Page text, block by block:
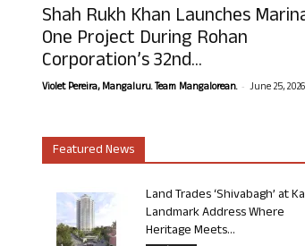
Shah Rukh Khan Launches
One Project During Rohan
Corporation’s 32nd...
Violet Pereira, Mangaluru. Team Mangalorean. - June 25, 2026
Featured News
Land Trades ‘Shivabagh’ at
Landmark Address Where
Heritage Meets...